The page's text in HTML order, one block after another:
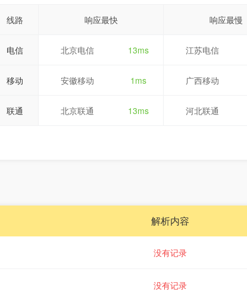
线路 响应最快 响应最慢
电信 北京电信 13ms 江苏电信
移动 安徽移动 1ms 广西移动
联通 北京联通 13ms 河北联通
解析内容
没有记录
没有记录